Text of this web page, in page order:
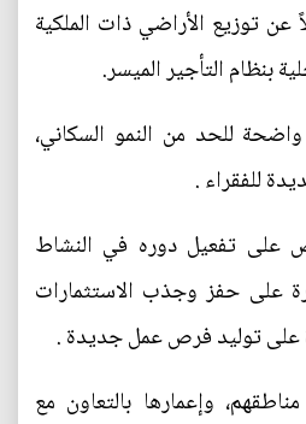
توزيع الأراضي ذات الملكية
بنظام التأجير الميسر.
للحد من النمو السكاني،
للفقراء .
على تفعيل دوره في النشاط
على حفز وجذب الاستثمارات
على توليد فرص عمل جديدة .
وإعمارها بالتعاون مع